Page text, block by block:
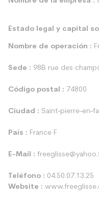
Estado legal y capital
Nombre de operación :
Sede : 98B rue des
Código postal : 74800
Ciudad : Saint-pierre-en-
País : France F
E-Mail :
Teléfono : 04.50.07.13.25
Website :